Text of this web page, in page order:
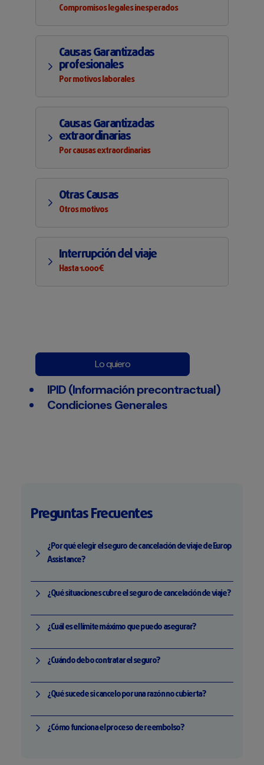
Compromisos legales inesperados
Causas Garantizadas
profesionales
Por motivos laborales
Causas Garantizadas
extraordinarias
Por causas extraordinarias
Otras Causas
Otros motivos
Interrupción del viaje
Hasta 1.000€
Lo quiero
IPID (Información precontractual)
Condiciones Generales
Preguntas Frecuentes
¿Por qué elegir el seguro de cancelación de viaje de Europ
Assistance?
¿Qué situaciones cubre el seguro de cancelación de viaje?
¿Cuál es el límite máximo que puedo asegurar?
¿Cuándo debo contratar el seguro?
¿Qué sucede si cancelo por una razón no cubierta?
¿Cómo funciona el proceso de reembolso?